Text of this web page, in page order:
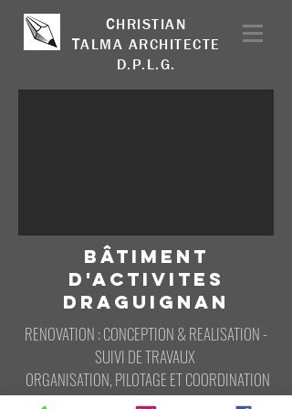
CHRISTIAN
TALMA ARCHITECTE
D.P.L.G.
BÂTIMENT
D'ACTIVITES
DRAGUIGNAN
RENOVATION : CONCEPTION & REALISATION -
SUIVI DE TRAVAUX
ORGANISATION, PILOTAGE ET COORDINATION
DES TRAVAUX DES ENTREPRISES